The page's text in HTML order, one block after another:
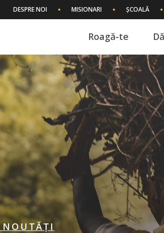
DESPRE NOI MISIONARI ȘCOALĂ
Roagă-te
NOUTĂȚI